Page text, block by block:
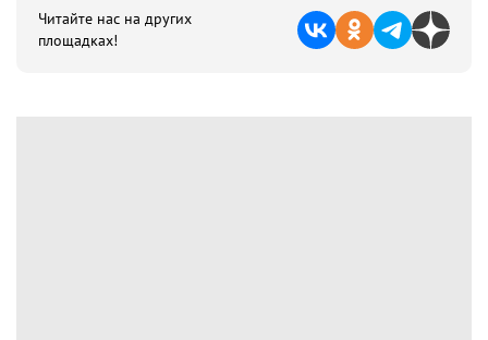
Читайте нас на других
площадках!